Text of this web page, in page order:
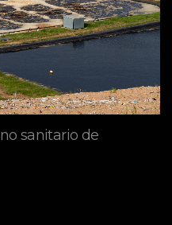
sanitario de